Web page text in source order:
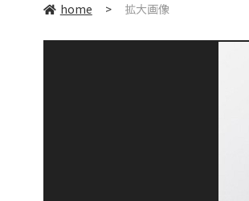
home > 拡大画像